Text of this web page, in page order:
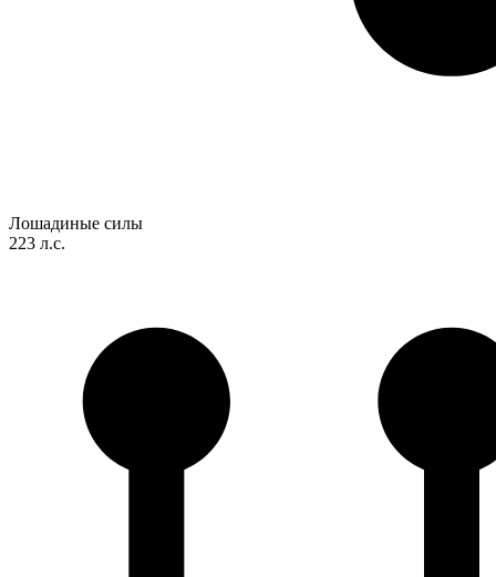
Лошадиные силы
223 л.с.